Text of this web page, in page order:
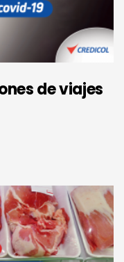
de viajes